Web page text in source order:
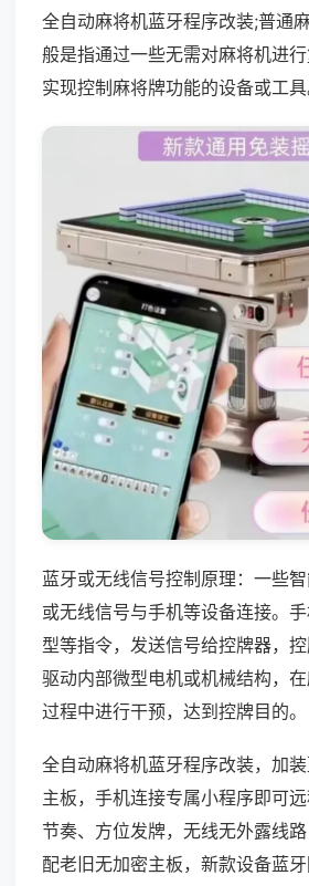
全自动麻将机蓝牙程序改装;普通
般是指通过一些无需对麻将机进
实现控制麻将牌功能的设备或工具
蓝牙或无线信号控制原理：一些
或无线信号与手机等设备连接。
型等指令，发送信号给控牌器，
驱动内部微型电机或机械结构，
过程中进行干预，达到控牌目的。
全自动麻将机蓝牙程序改装，加
主板，手机连接专属小程序即可
节奏、方位发牌，无线无外露线
配老旧无加密主板，新款设备蓝牙